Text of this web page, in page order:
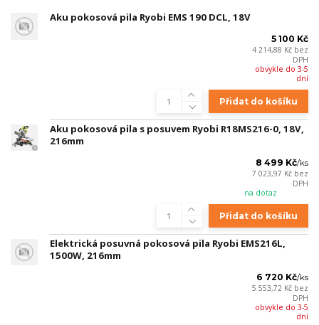
Aku pokosová pila Ryobi EMS 190 DCL, 18V
5 100 Kč
4 214,88 Kč bez
DPH
obvykle do 3-5
dní
Přidat do košíku
Aku pokosová pila s posuvem Ryobi R18MS216-0, 18V,
216mm
8 499 Kč/ks
7 023,97 Kč bez
DPH
na dotaz
Přidat do košíku
Elektrická posuvná pokosová pila Ryobi EMS216L,
1500W, 216mm
6 720 Kč/ks
5 553,72 Kč bez
DPH
obvykle do 3-5
dní